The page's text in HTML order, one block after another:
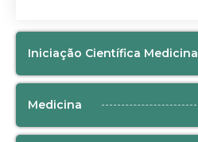
Iniciação Científica Medicina
Medicina